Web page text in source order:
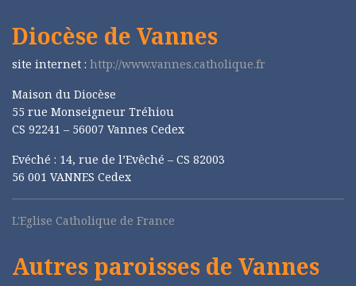
Diocèse de Vannes
site internet : http://www.vannes.catholique.fr
Maison du Diocèse
55 rue Monseigneur Tréhiou
CS 92241 – 56007 Vannes Cedex
Evéché : 14, rue de l’Evêché – CS 82003
56 001 VANNES Cedex
L'Eglise Catholique de France
Autres paroisses de Vannes